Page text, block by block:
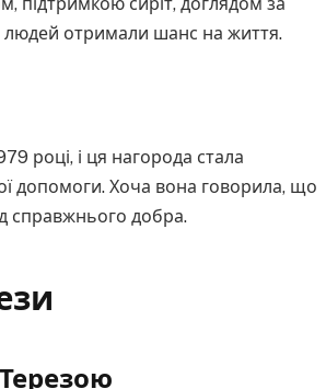
отримали шанс на життя.
році, і ця нагорода стала
допомоги. Хоча вона говорила, що
справжнього добра.